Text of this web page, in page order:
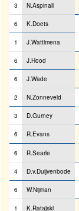
3 N.Aspinall
6 K.Doets
1 J.Wattimena
6 J.Hood
6 J.Wade
2 N.Zonneveld
3 D.Gurney
6 R.Evans
6 R.Searle
4 D.v.Duijvenbode
6 W.Nijman
1 K.Ratajski